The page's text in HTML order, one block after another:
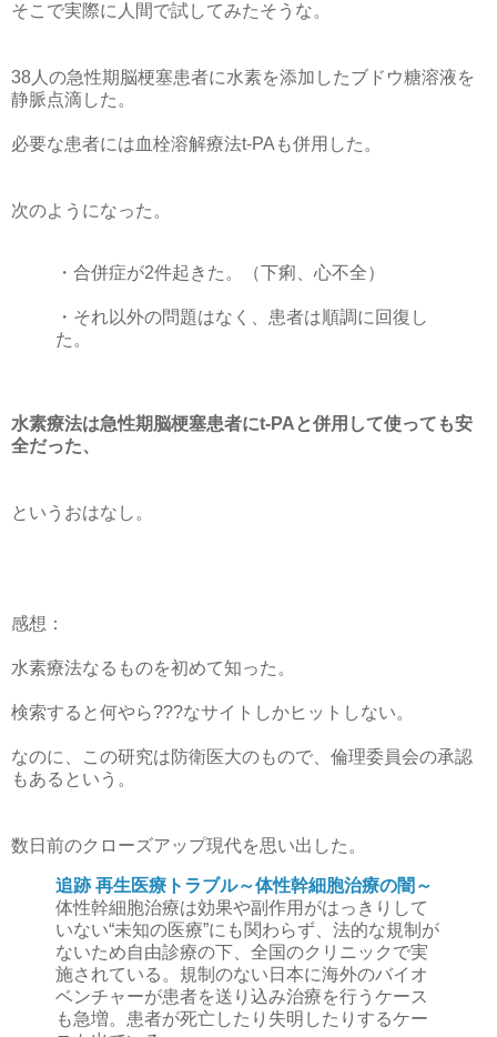
そこで実際に人間で試してみたそうな。
38人の急性期脳梗塞患者に水素を添加したブドウ糖溶液を
静脈点滴した。
必要な患者には血栓溶解療法t-PAも併用した。
次のようになった。
・合併症が2件起きた。（下痢、心不全）
・それ以外の問題はなく、患者は順調に回復し
た。
水素療法は急性期脳梗塞患者にt-PAと併用して使っても安
全だった、
というおはなし。
感想：
水素療法なるものを初めて知った。
検索すると何やら???なサイトしかヒットしない。
なのに、この研究は防衛医大のもので、倫理委員会の承認
もあるという。
数日前のクローズアップ現代を思い出した。
追跡 再生医療トラブル～体性幹細胞治療の闇～
体性幹細胞治療は効果や副作用がはっきりして
いない“未知の医療”にも関わらず、法的な規制が
ないため自由診療の下、全国のクリニックで実
施されている。規制のない日本に海外のバイオ
ベンチャーが患者を送り込み治療を行うケース
も急増。患者が死亡したり失明したりするケー